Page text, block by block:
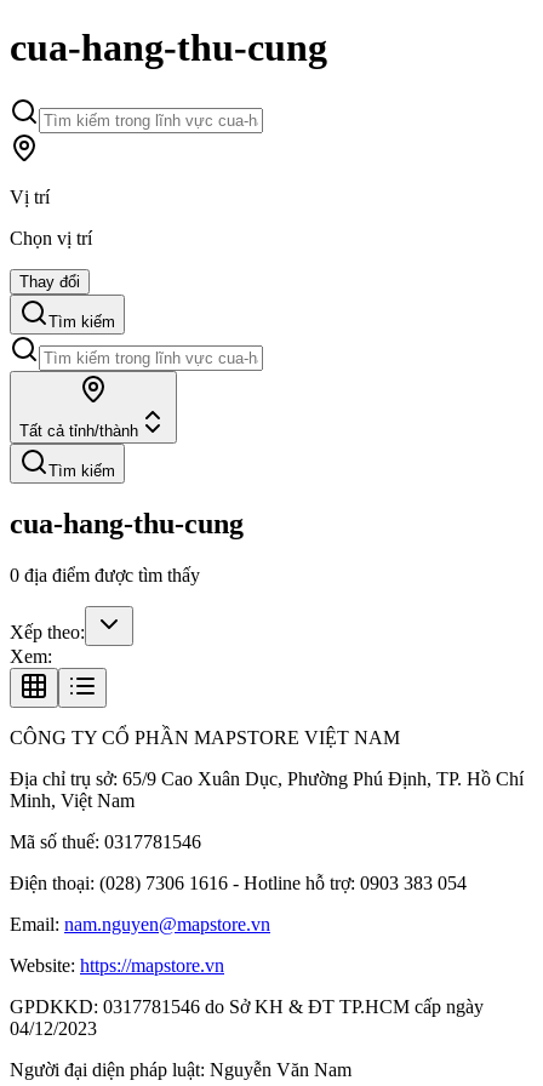
cua-hang-thu-cung
Vị trí
Chọn vị trí
Thay đổi
Tìm kiếm
Tất cả tỉnh/thành
Tìm kiếm
cua-hang-thu-cung
0 địa điểm được tìm thấy
Xếp theo:
Xem:
CÔNG TY CỔ PHẦN MAPSTORE VIỆT NAM
Địa chỉ trụ sở: 65/9 Cao Xuân Dục, Phường Phú Định, TP. Hồ Chí
Minh, Việt Nam
Mã số thuế: 0317781546
Điện thoại: (028) 7306 1616 - Hotline hỗ trợ: 0903 383 054
Email: nam.nguyen@mapstore.vn
Website: https://mapstore.vn
GPDKKD: 0317781546 do Sở KH & ĐT TP.HCM cấp ngày
04/12/2023
Người đại diện pháp luật: Nguyễn Văn Nam